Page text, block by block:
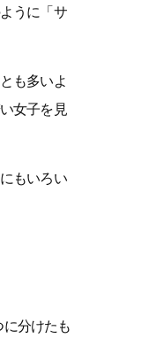
うに「サ
も多いよ
女子を見
もいろい
分けたも